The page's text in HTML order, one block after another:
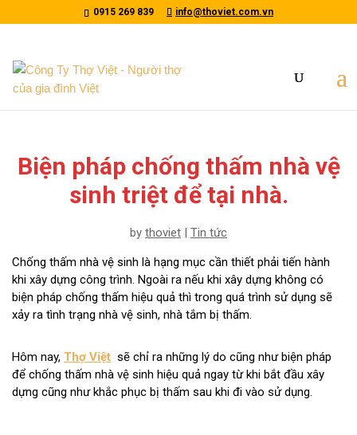
0915 269 839 info@thoviet.com.vn
Biện pháp chống thấm nhà vệ
sinh triệt để tại nhà.
by thoviet | Tin tức
Chống thấm nhà vệ sinh là hạng mục cần thiết phải tiến hành
khi xây dựng công trình. Ngoài ra nếu khi xây dựng không có
biện pháp chống thấm hiệu quả thì trong quá trình sử dụng sẽ
xảy ra tình trạng nhà vệ sinh, nhà tắm bị thấm.
Hôm nay, Thợ Việt sẽ chỉ ra những lý do cũng như biện pháp
để chống thấm nhà vệ sinh hiệu quả ngay từ khi bắt đầu xây
dựng cũng như khắc phục bị thấm sau khi đi vào sử dụng.